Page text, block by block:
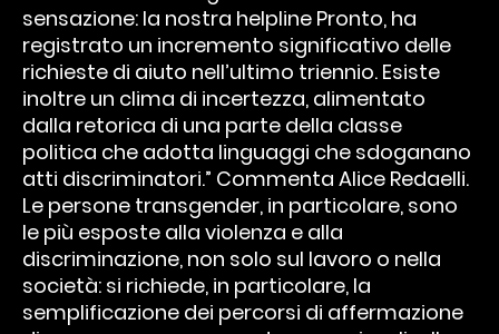
sensazione: la nostra helpline Pronto, ha
registrato un incremento significativo delle
richieste di aiuto nell’ultimo triennio. Esiste
inoltre un clima di incertezza, alimentato
dalla retorica di una parte della classe
politica che adotta linguaggi che sdoganano
atti discriminatori.” Commenta Alice Redaelli.
Le persone transgender, in particolare, sono
le più esposte alla violenza e alla
discriminazione, non solo sul lavoro o nella
società: si richiede, in particolare, la
semplificazione dei percorsi di affermazione